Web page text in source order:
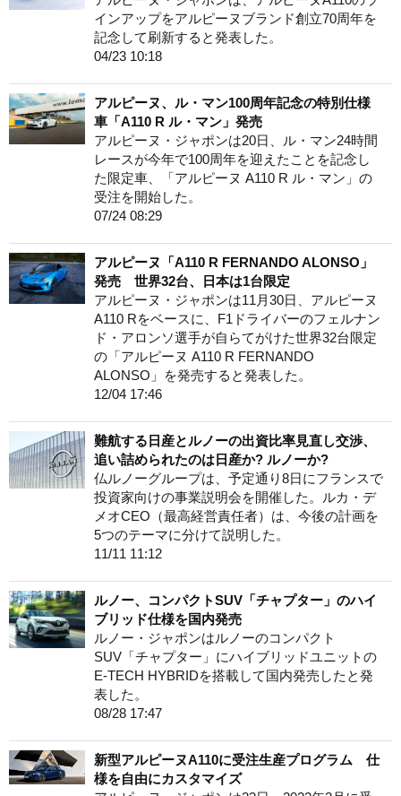
インアップをアルピーヌブランド創立70周年を
記念して刷新すると発表した。
04/23 10:18
アルピーヌ、ル・マン100周年記念の特別仕様
車「A110 R ル・マン」発売
アルピーヌ・ジャポンは20日、ル・マン24時間
レースが今年で100周年を迎えたことを記念し
た限定車、「アルピーヌ A110 R ル・マン」の
受注を開始した。
07/24 08:29
アルピーヌ「A110 R FERNANDO ALONSO」
発売 世界32台、日本は1台限定
アルピーヌ・ジャポンは11月30日、アルピーヌ
A110 Rをベースに、F1ドライバーのフェルナン
ド・アロンソ選手が自らてがけた世界32台限定
の「アルピーヌ A110 R FERNANDO
ALONSO」を発売すると発表した。
12/04 17:46
難航する日産とルノーの出資比率見直し交渉、
追い詰められたのは日産か? ルノーか?
仏ルノーグループは、予定通り8日にフランスで
投資家向けの事業説明会を開催した。ルカ・デ
メオCEO（最高経営責任者）は、今後の計画を
5つのテーマに分けて説明した。
11/11 11:12
ルノー、コンパクトSUV「チャプター」のハイ
ブリッド仕様を国内発売
ルノー・ジャポンはルノーのコンパクト
SUV「チャプター」にハイブリッドユニットの
E-TECH HYBRIDを搭載して国内発売したと発
表した。
08/28 17:47
新型アルピーヌA110に受注生産プログラム 仕
様を自由にカスタマイズ